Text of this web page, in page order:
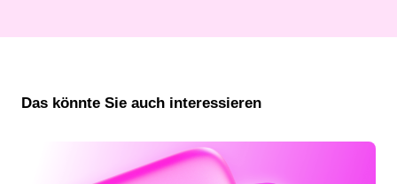
Das könnte Sie auch interessieren